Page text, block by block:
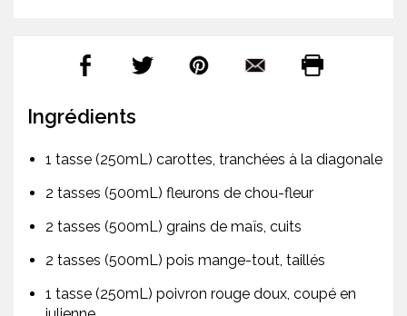
Ingrédients
1 tasse (250mL) carottes, tranchées à la diagonale
2 tasses (500mL) fleurons de chou-fleur
2 tasses (500mL) grains de maïs, cuits
2 tasses (500mL) pois mange-tout, taillés
1 tasse (250mL) poivron rouge doux, coupé en